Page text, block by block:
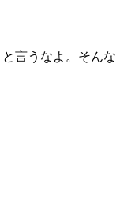
言うなよ。そんな